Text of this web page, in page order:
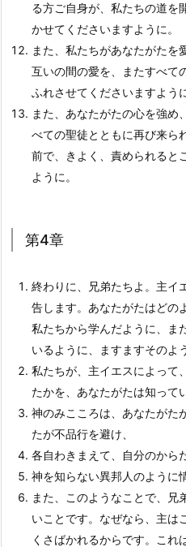
る方ご自身が、私たちの道を
かせてくださいますように。
また、私たちがあなたがたを
互いの間の愛を、またすべて
ふれさせてくださいますように
また、あなたがたの心を強め
べての聖徒とともに再び来ら
前で、きよく、責められると
ように。
第4章
終わりに、兄弟たちよ。主イ
告します。あなたがたはどの
私たちから学んだように、ま
いるように、ますますそのよ
私たちが、主イエスによって
たかを、あなたがたは知って
神のみこころは、あなたがた
たが不品行を避け、
各自わきまえて、自分のから
神を知らない異邦人のように
また、このようなことで、兄
いことです。なぜなら、主は
くさばかれるからです。これ